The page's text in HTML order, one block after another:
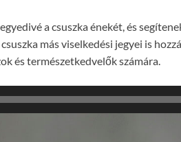
a csuszka énekét, és
más viselkedési jegyei is
és természetkedvelők számára.